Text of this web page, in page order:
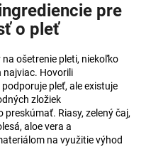
pre
o pleť
ošetrenie pleti, niekoľko
najviac. Hovorili
pleť, ale existuje
zložiek
Riasy, zelený čaj,
aloe vera a
na využitie výhod